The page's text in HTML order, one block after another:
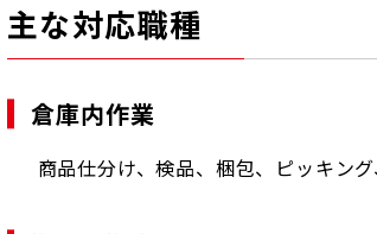
主な対応職種
倉庫内作業
商品仕分け、検品、梱包、ピッキン